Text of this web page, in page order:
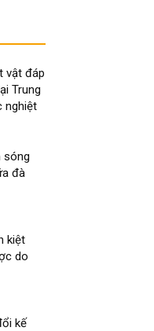
vật đáp
Trung
nghiệt
sóng
đà
kiệt
do
kế